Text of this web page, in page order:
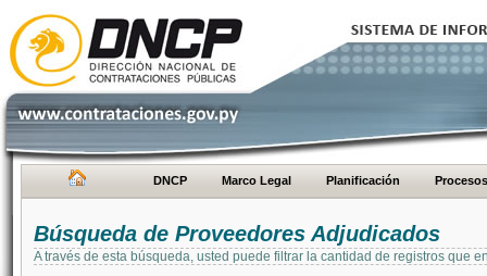
DNCP Marco Legal Planificación Procesos
Búsqueda de Proveedores Adjudicados
A través de esta búsqueda, usted puede filtrar la cantidad de registros que